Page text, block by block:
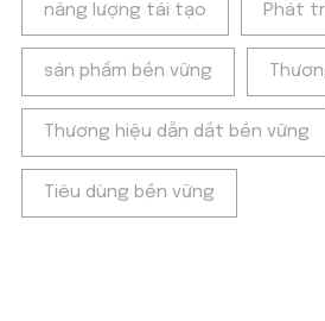
năng lượng tái tạo Phát
sản phẩm bền vững
Thương hiệu dẫn dắt bền vững
Tiêu dùng bền vững